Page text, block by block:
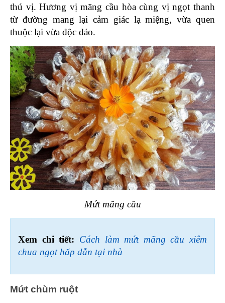
thú vị. Hương vị mãng cầu hòa cùng vị ngọt thanh
từ đường mang lại cảm giác lạ miệng, vừa quen
thuộc lại vừa độc đáo.
Mứt mãng cầu
Xem chi tiết: Cách làm mứt mãng cầu xiêm
chua ngọt hấp dẫn tại nhà
Mứt chùm ruột